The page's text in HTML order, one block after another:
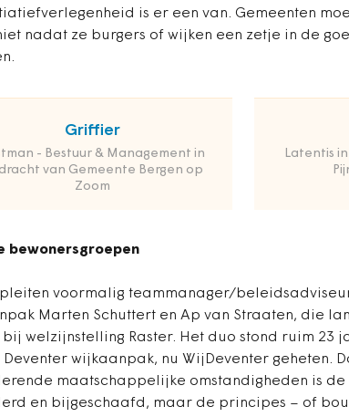
is er een van. Gemeenten
nadat ze burgers of wijken een zetje in de
Griffier
- Bestuur & Management in
van Gemeente Bergen op
Zoom
Latentis
bewonersgroepen
voormalig teammanager/
Marten Schuttert en Ap van Straaten, die
welzijnstelling Raster. Het duo stond ruim 23
Deventer wijkaanpak, nu WijDeventer geheten.
maatschappelijke omstandigheden is
en bijgeschaafd, maar de principes – of